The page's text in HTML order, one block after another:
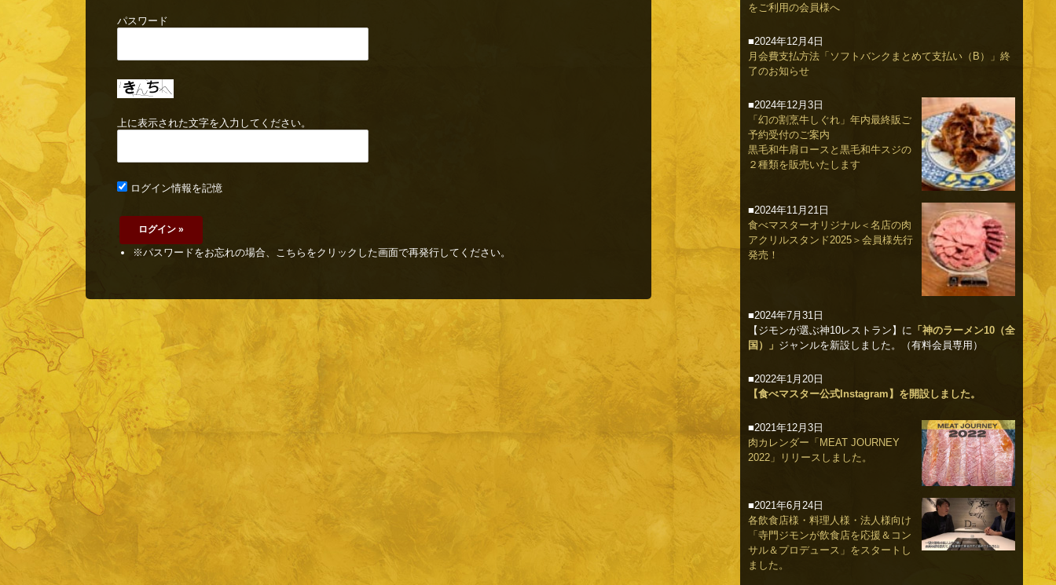
パスワード
上に表示された文字を入力してください。
ログイン情報を記憶
※パスワードをお忘れの場合、こちらをクリックした画面で再発行してください。
をご利用の会員様へ
■2024年12月4日
月会費支払方法「ソフトバンクまとめて支払い（B）」終
了のお知らせ
■2024年12月3日
「幻の割烹牛しぐれ」年内最終販ご
予約受付のご案内
黒毛和牛肩ロースと黒毛和牛スジの
２種類を販売いたします
■2024年11月21日
食べマスターオリジナル＜名店の肉
アクリルスタンド2025＞会員様先行
発売！
■2024年7月31日
【ジモンが選ぶ神10レストラン】に 「神のラーメン10（全
国）」 ジャンルを新設しました。（有料会員専用）
■2022年1月20日
【食べマスター公式Instagram】を開設しました。
■2021年12月3日
肉カレンダー「MEAT JOURNEY
2022」リリースしました。
■2021年6月24日
各飲食店様・料理人様・法人様向け
「寺門ジモンが飲食店を応援＆コン
サル＆プロデュース」をスタートし
ました。